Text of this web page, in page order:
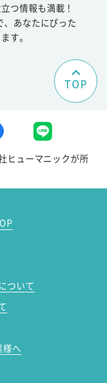
つ情報も満載！
あなたにぴった
す。
TOP
ヒューマニックが所
ついて
様へ